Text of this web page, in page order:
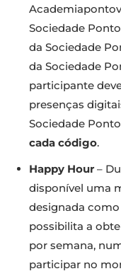
Sociedade
da Sociedade
da Sociedade
participante
presenças
Sociedade
cada código.
Happy Hour –
disponível uma
designada
possibilita a
por semana,
participar no